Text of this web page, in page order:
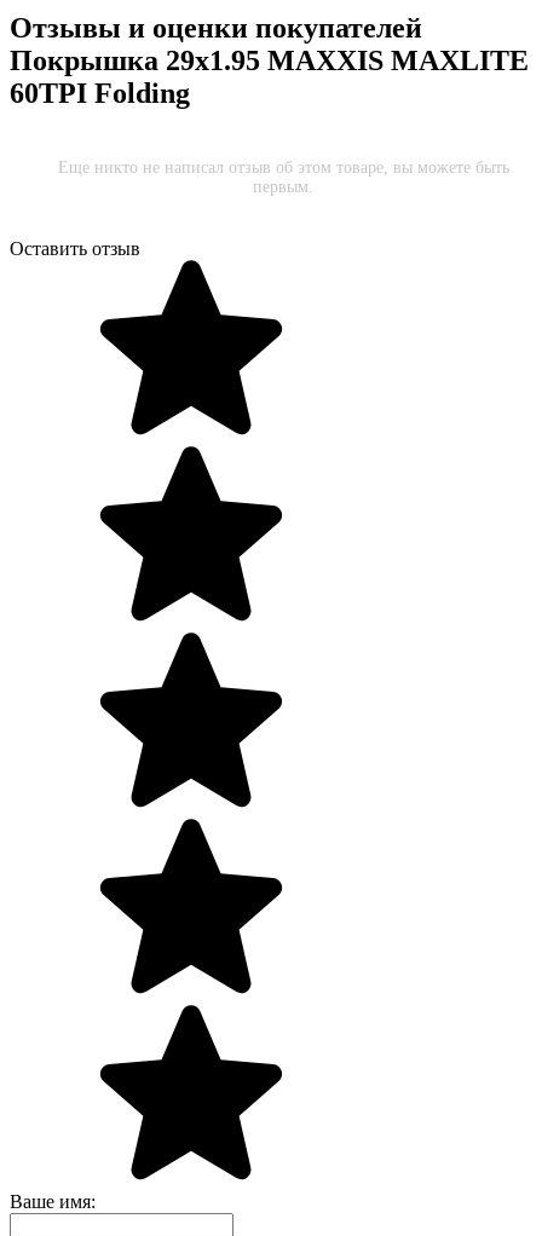
Отзывы и оценки покупателей
Покрышка 29x1.95 MAXXIS MAXLITE
60TPI Folding
Еще никто не написал отзыв об этом товаре, вы можете быть
первым.
Оставить отзыв
Ваше имя: